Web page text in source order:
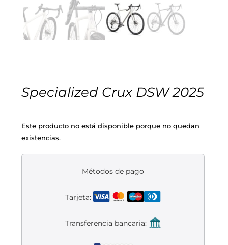
Eléctricas
Montajes a la Carta
Pedales
Ruedas
Suspensión
Transmisión
Gafas
Puños y cintas
Bombas
Portabidones
Varios accesorios
Liquidación accesorios
Equipaciones gr-100
Ropa
Calcetines
Outlet equipación
REBAJAS
Specialized Crux DSW 2025
Este producto no está disponible porque no quedan
existencias.
Métodos de pago
Tarjeta:
Transferencia bancaria: